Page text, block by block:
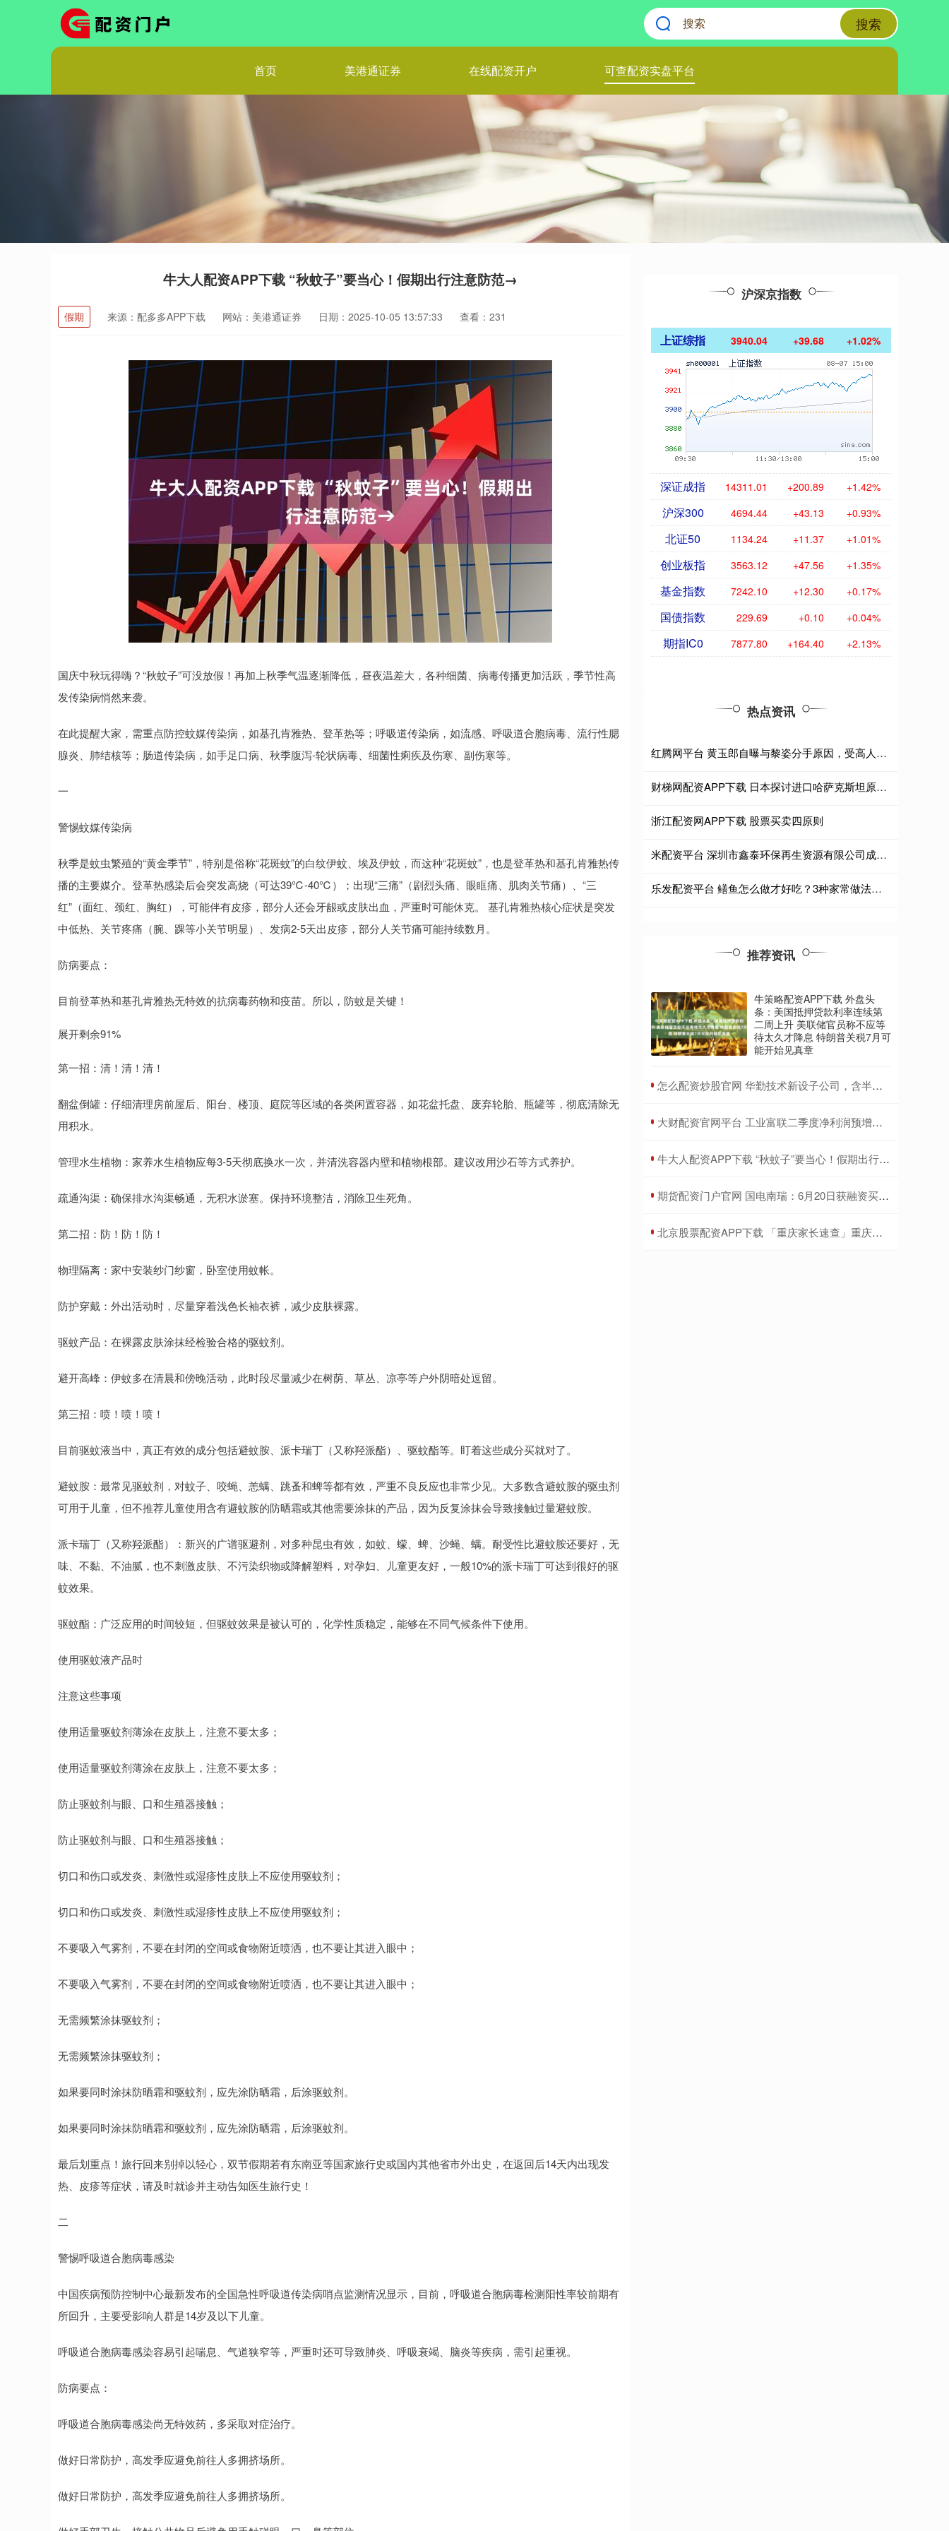
搜索
首页 美港通证券 在线配资开户 可查配资实盘平台
牛大人配资APP下载 “秋蚊子”要当心！假期出行注意防范→
假期 来源：配多多APP下载 网站：美港通证券 日期：2025-10-05 13:57:33 查看：231
国庆中秋玩得嗨？“秋蚊子”可没放假！再加上秋季气温逐渐降低，昼夜温差大，各种细菌、病毒传播更加活跃，季节性高
发传染病悄然来袭。
在此提醒大家，需重点防控蚊媒传染病，如基孔肯雅热、登革热等；呼吸道传染病，如流感、呼吸道合胞病毒、流行性腮
腺炎、肺结核等；肠道传染病，如手足口病、秋季腹泻-轮状病毒、细菌性痢疾及伤寒、副伤寒等。
一
警惕蚊媒传染病
秋季是蚊虫繁殖的“黄金季节”，特别是俗称“花斑蚊”的白纹伊蚊、埃及伊蚊，而这种“花斑蚊”，也是登革热和基孔肯雅热传
播的主要媒介。登革热感染后会突发高烧（可达39℃-40℃）；出现“三痛”（剧烈头痛、眼眶痛、肌肉关节痛）、“三
红”（面红、颈红、胸红），可能伴有皮疹，部分人还会牙龈或皮肤出血，严重时可能休克。 基孔肯雅热核心症状是突发
中低热、关节疼痛（腕、踝等小关节明显）、发病2-5天出皮疹，部分人关节痛可能持续数月。
防病要点：
目前登革热和基孔肯雅热无特效的抗病毒药物和疫苗。所以，防蚊是关键！
展开剩余91%
第一招：清！清！清！
翻盆倒罐：仔细清理房前屋后、阳台、楼顶、庭院等区域的各类闲置容器，如花盆托盘、废弃轮胎、瓶罐等，彻底清除无
用积水。
管理水生植物：家养水生植物应每3-5天彻底换水一次，并清洗容器内壁和植物根部。建议改用沙石等方式养护。
疏通沟渠：确保排水沟渠畅通，无积水淤塞。保持环境整洁，消除卫生死角。
第二招：防！防！防！
物理隔离：家中安装纱门纱窗，卧室使用蚊帐。
防护穿戴：外出活动时，尽量穿着浅色长袖衣裤，减少皮肤裸露。
驱蚊产品：在裸露皮肤涂抹经检验合格的驱蚊剂。
避开高峰：伊蚊多在清晨和傍晚活动，此时段尽量减少在树荫、草丛、凉亭等户外阴暗处逗留。
第三招：喷！喷！喷！
目前驱蚊液当中，真正有效的成分包括避蚊胺、派卡瑞丁（又称羟派酯）、驱蚊酯等。盯着这些成分买就对了。
避蚊胺：最常见驱蚊剂，对蚊子、咬蝇、恙螨、跳蚤和蜱等都有效，严重不良反应也非常少见。大多数含避蚊胺的驱虫剂
可用于儿童，但不推荐儿童使用含有避蚊胺的防晒霜或其他需要涂抹的产品，因为反复涂抹会导致接触过量避蚊胺。
派卡瑞丁（又称羟派酯）：新兴的广谱驱避剂，对多种昆虫有效，如蚊、蠓、蜱、沙蝇、螨。耐受性比避蚊胺还要好，无
味、不黏、不油腻，也不刺激皮肤、不污染织物或降解塑料，对孕妇、儿童更友好，一般10%的派卡瑞丁可达到很好的驱
蚊效果。
驱蚊酯：广泛应用的时间较短，但驱蚊效果是被认可的，化学性质稳定，能够在不同气候条件下使用。
使用驱蚊液产品时
注意这些事项
使用适量驱蚊剂薄涂在皮肤上，注意不要太多；
使用适量驱蚊剂薄涂在皮肤上，注意不要太多；
防止驱蚊剂与眼、口和生殖器接触；
防止驱蚊剂与眼、口和生殖器接触；
切口和伤口或发炎、刺激性或湿疹性皮肤上不应使用驱蚊剂；
切口和伤口或发炎、刺激性或湿疹性皮肤上不应使用驱蚊剂；
不要吸入气雾剂，不要在封闭的空间或食物附近喷洒，也不要让其进入眼中；
不要吸入气雾剂，不要在封闭的空间或食物附近喷洒，也不要让其进入眼中；
无需频繁涂抹驱蚊剂；
无需频繁涂抹驱蚊剂；
如果要同时涂抹防晒霜和驱蚊剂，应先涂防晒霜，后涂驱蚊剂。
如果要同时涂抹防晒霜和驱蚊剂，应先涂防晒霜，后涂驱蚊剂。
最后划重点！旅行回来别掉以轻心，双节假期若有东南亚等国家旅行史或国内其他省市外出史，在返回后14天内出现发
热、皮疹等症状，请及时就诊并主动告知医生旅行史！
二
警惕呼吸道合胞病毒感染
中国疾病预防控制中心最新发布的全国急性呼吸道传染病哨点监测情况显示，目前，呼吸道合胞病毒检测阳性率较前期有
所回升，主要受影响人群是14岁及以下儿童。
呼吸道合胞病毒感染容易引起喘息、气道狭窄等，严重时还可导致肺炎、呼吸衰竭、脑炎等疾病，需引起重视。
防病要点：
呼吸道合胞病毒感染尚无特效药，多采取对症治疗。
做好日常防护，高发季应避免前往人多拥挤场所。
做好日常防护，高发季应避免前往人多拥挤场所。
沪深京指数
上证综指 3940.04 +39.68 +1.02%
深证成指 14311.01 +200.89 +1.42%
沪深300 4694.44 +43.13 +0.93%
北证50 1134.24 +11.37 +1.01%
创业板指 3563.12 +47.56 +1.35%
基金指数 7242.10 +12.30 +0.17%
国债指数 229.69 +0.10 +0.04%
期指IC0 7877.80 +164.40 +2.13%
热点资讯
红腾网平台 黄玉郎自曝与黎姿分手原因，受高人指点放弃忘年恋，曾在一起三年
财梯网配资APP下载 日本探讨进口哈萨克斯坦原油以应对中东断供风险
浙江配资网APP下载 股票买卖四原则
米配资平台 深圳市鑫泰环保再生资源有限公司成立 注册资本100万人民币
乐发配资平台 鳝鱼怎么做才好吃？3种家常做法，鲜嫩不腥，下饭又解馋
推荐资讯
牛策略配资APP下载 外盘头
条：美国抵押贷款利率连续第
二周上升 美联储官员称不应等
待太久才降息 特朗普关税7月可
能开始见真章
​怎么配资炒股官网 华勤技术新设子公司，含半导体器件相关业务
​大财配资官网平台 工业富联二季度净利润预增约五成，云计算业务高速增长
​牛大人配资APP下载 “秋蚊子”要当心！假期出行注意防范→
​期货配资门户官网 国电南瑞：6月20日获融资买入1.06亿元，占当日流入资金比例为33.45%
​北京股票配资APP下载 「重庆家长速查」重庆天佑儿童医院纪烈琴医生详解：孩子总眨眼睛、说脏话？分清“简单抽动”和“复杂抽动”，家长第一步做对很重要！